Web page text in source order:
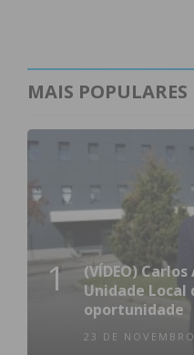
MAIS POPULARES
1
(VÍDEO)
Unidade Local
oportunidade
23 DE